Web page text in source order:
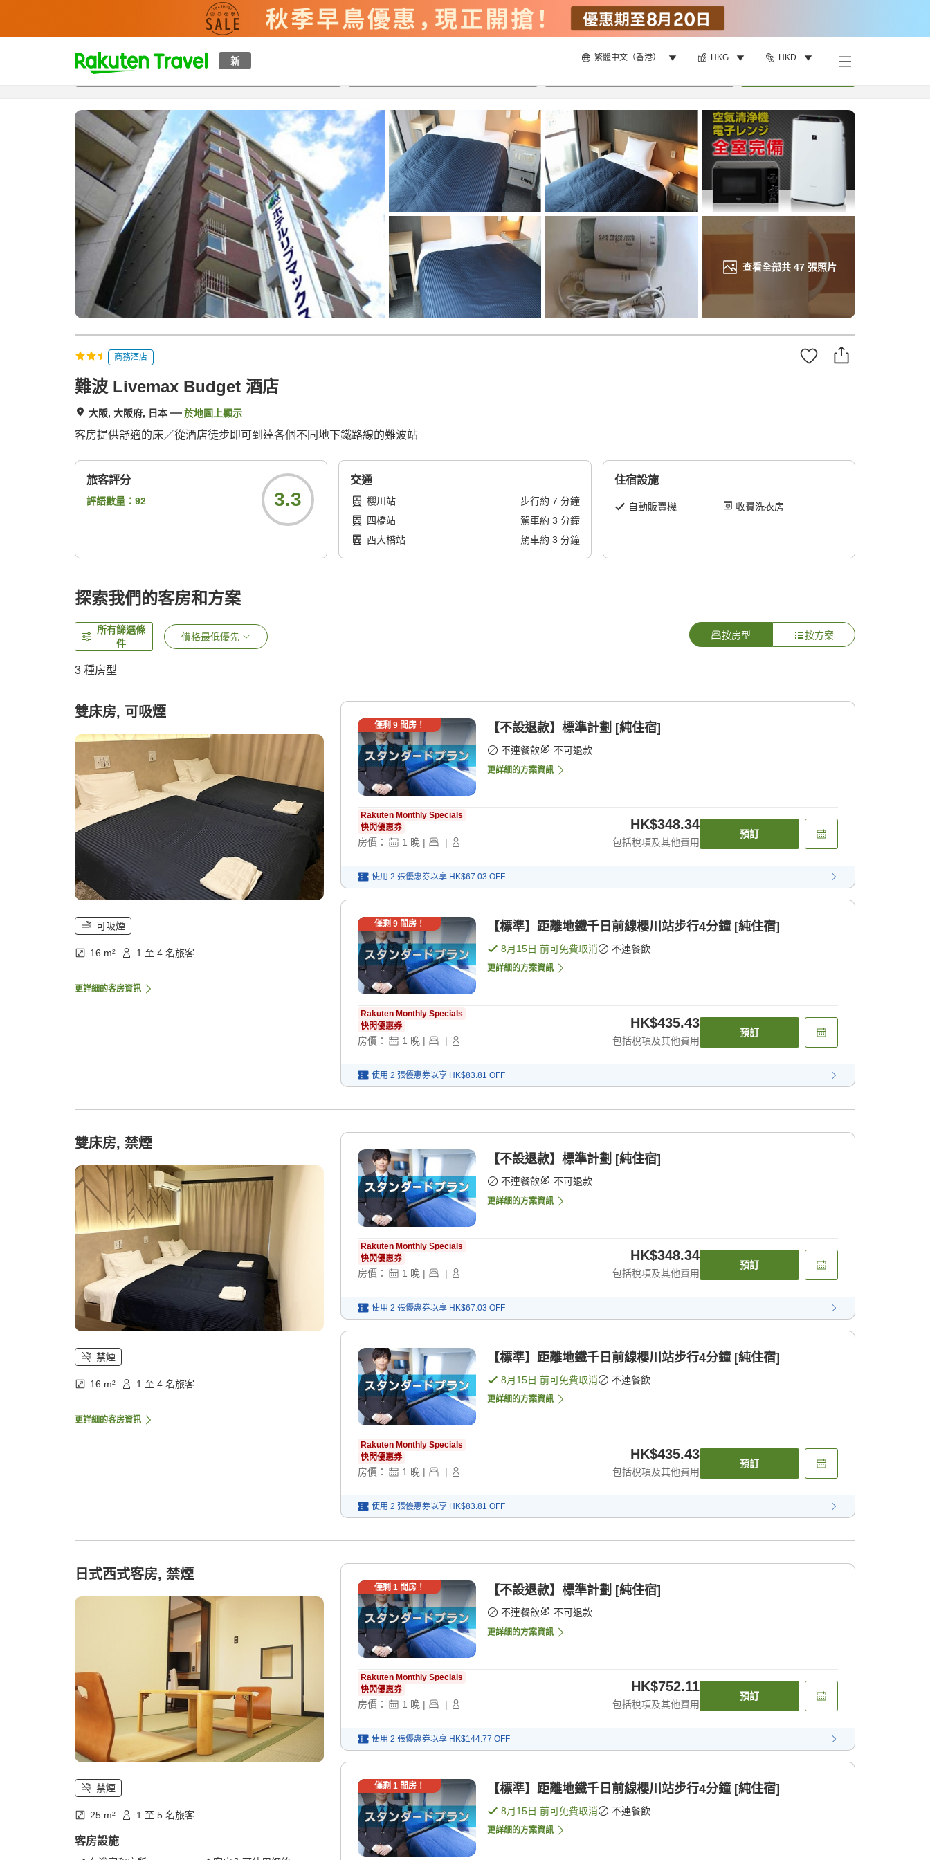
新 繁體中文（香港） HKG HKD
t
p
a
g
s
c
h
查看全部共 47張照片
概覽房間及住宿方案 評價特色設施
商務酒店
難波 Livemax Budget 酒店
大阪, 大阪府, 日本 於地圖上顯示
客房提供舒適的床／從酒店徒步即可到達各個不同地下鐵路線的難波站
旅客評分
評語數量： 92 3.3
交通
櫻川站 步行約 7 分鐘
四橋站
駕車約 3 分鐘
西大橋站
駕車約 3 分鐘
住宿設施
自動販賣機 收費洗衣房
探索我們的客房和方案
所有篩選條
件
價格最低優先 按房型 按方案
3 種房型
雙床房, 可吸煙
可吸煙
16 m² 1 至 4 名旅客
更詳細的客房資訊
僅剩 9間房！ 【不設退款】標準計劃 [純住宿]
不連餐飲 不可退款
更詳細的方案資訊
Rakuten Monthly Specials
快閃優惠券
房價： 1 晚 | |
HK$348.34
包括稅項及其他費用
預訂
使用 2 張優惠券以享 HK$67.03 OFF
僅剩 9間房！ 【標準】距離地鐵千日前線櫻川站步行4分鐘 [純住宿]
8月15日 前可免費取消 不連餐飲
更詳細的方案資訊
Rakuten Monthly Specials
快閃優惠券
房價： 1 晚 | |
HK$435.43
包括稅項及其他費用
預訂
使用 2 張優惠券以享 HK$83.81 OFF
雙床房, 禁煙
禁煙
16 m² 1 至 4 名旅客
更詳細的客房資訊
【不設退款】標準計劃 [純住宿]
不連餐飲 不可退款
更詳細的方案資訊
Rakuten Monthly Specials
快閃優惠券
房價： 1 晚 | |
HK$348.34
包括稅項及其他費用
預訂
使用 2 張優惠券以享 HK$67.03 OFF
【標準】距離地鐵千日前線櫻川站步行4分鐘 [純住宿]
8月15日 前可免費取消 不連餐飲
更詳細的方案資訊
Rakuten Monthly Specials
快閃優惠券
房價： 1 晚 | |
HK$435.43
包括稅項及其他費用
預訂
使用 2 張優惠券以享 HK$83.81 OFF
日式西式客房, 禁煙
禁煙
25 m² 1 至 5 名旅客
客房設施
僅剩 1間房！ 【不設退款】標準計劃 [純住宿]
不連餐飲 不可退款
更詳細的方案資訊
Rakuten Monthly Specials
快閃優惠券
房價： 1 晚 | |
HK$752.11
包括稅項及其他費用
預訂
使用 2 張優惠券以享 HK$144.77 OFF
僅剩 1間房！ 【標準】距離地鐵千日前線櫻川站步行4分鐘 [純住宿]
8月15日 前可免費取消 不連餐飲
更詳細的方案資訊